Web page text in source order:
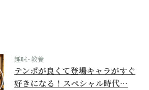
趣味･教養
テンポが良くて登場キャラがすぐ
好きになる！スペシャル時代…